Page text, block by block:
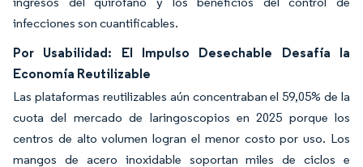
infecciones son cuantificables.
Por Usabilidad: El Impulso Desechable Desafía la
Economía Reutilizable
Las plataformas reutilizables aún concentraban el 59,05% de la
cuota del mercado de laringoscopios en 2025 porque los
centros de alto volumen logran el menor costo por uso. Los
mangos de acero inoxidable soportan miles de ciclos e